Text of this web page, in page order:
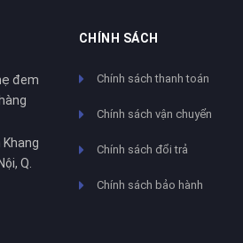
đem
Q.
CHÍNH SÁCH
Chính sách thanh toán
Chính sách vận chuyển
Chính sách đổi trả
Chính sách bảo hành